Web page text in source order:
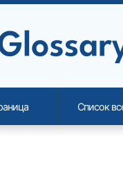
related
Список